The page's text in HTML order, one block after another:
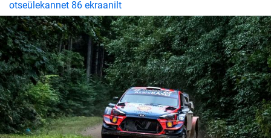
otseülekannet 86 ekraanilt